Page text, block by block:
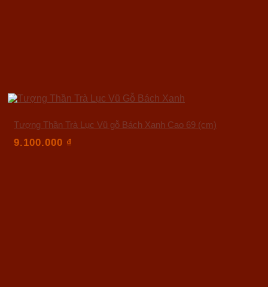
Tượng Thần Trà Lục Vũ gỗ Bách Xanh Cao 69 (cm)
9.100.000 ₫